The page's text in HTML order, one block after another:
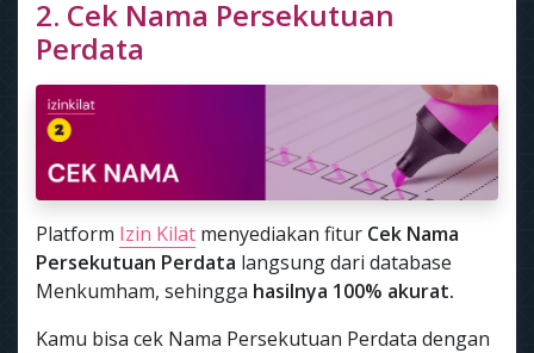
2. Cek Nama Persekutuan
Perdata
Platform Izin Kilat menyediakan fitur Cek Nama
Persekutuan Perdata langsung dari database
Menkumham, sehingga hasilnya 100% akurat.
Kamu bisa cek Nama Persekutuan Perdata dengan